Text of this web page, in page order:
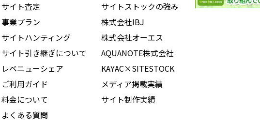
サイト査定
事業プラン
サイトハンティング
サイト引き継ぎについて
レベニューシェア
ご利用ガイド
料金について
よくある質問
サイトストックの強み
株式会社IBJ
株式会社オーエス
AQUANOTE株式会社
KAYAC×SITESTOCK
メディア掲載実績
サイト制作実績